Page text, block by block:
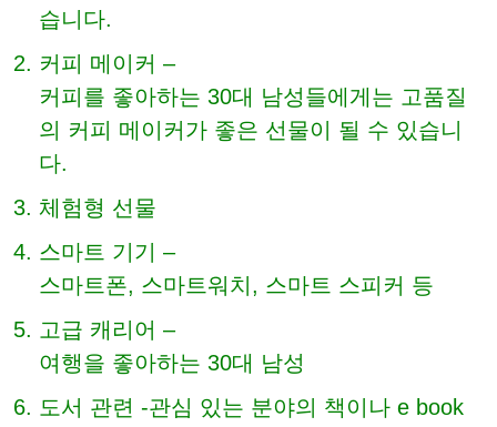
습니다.
커피 메이커 –
커피를 좋아하는 30대 남성들에게는 고품질
의 커피 메이커가 좋은 선물이 될 수 있습니
다.
체험형 선물
스마트 기기 –
스마트폰, 스마트워치, 스마트 스피커 등
고급 캐리어 –
여행을 좋아하는 30대 남성
도서 관련 -관심 있는 분야의 책이나 e book